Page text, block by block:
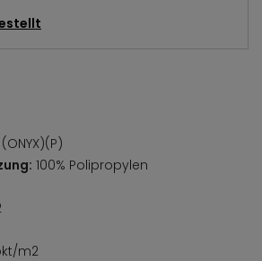
100% Polipropylen
m2